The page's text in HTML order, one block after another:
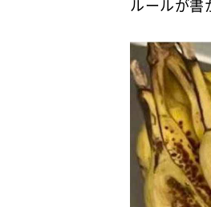
ルールが書